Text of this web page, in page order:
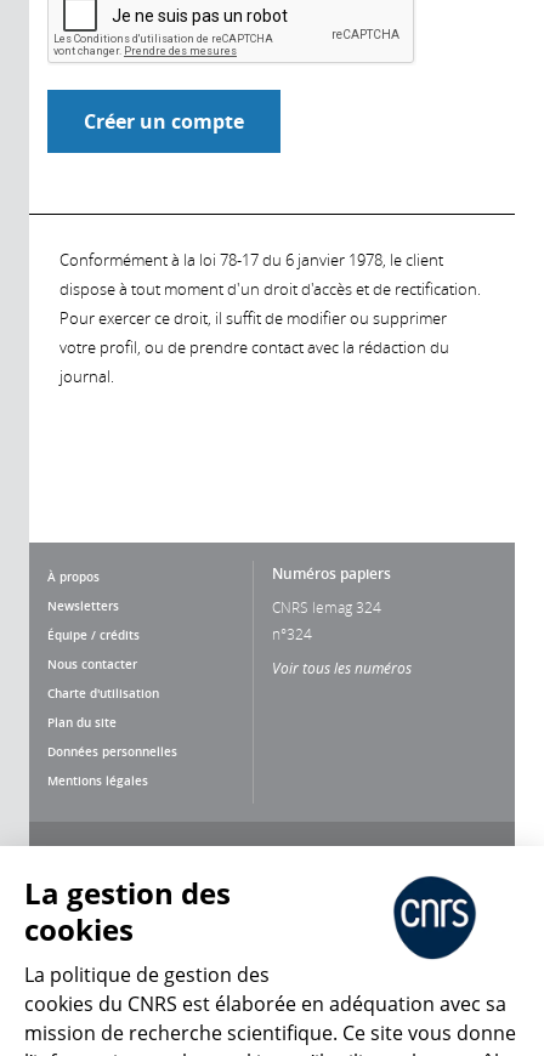
Conformément à la loi 78-17 du 6 janvier 1978, le client
dispose à tout moment d'un droit d'accès et de rectification.
Pour exercer ce droit, il suffit de modifier ou supprimer
votre profil, ou de prendre contact avec la rédaction du
journal.
À propos
Newsletters
Équipe / crédits
Nous contacter
Charte d'utilisation
Plan du site
Données personnelles
Mentions légales
Numéros papiers
CNRS lemag 324
n°324
Voir tous les numéros
CNRS Le Mag
La gestion des
cookies
La politique de gestion des
cookies du CNRS est élaborée en adéquation avec sa
mission de recherche scientifique. Ce site vous donne